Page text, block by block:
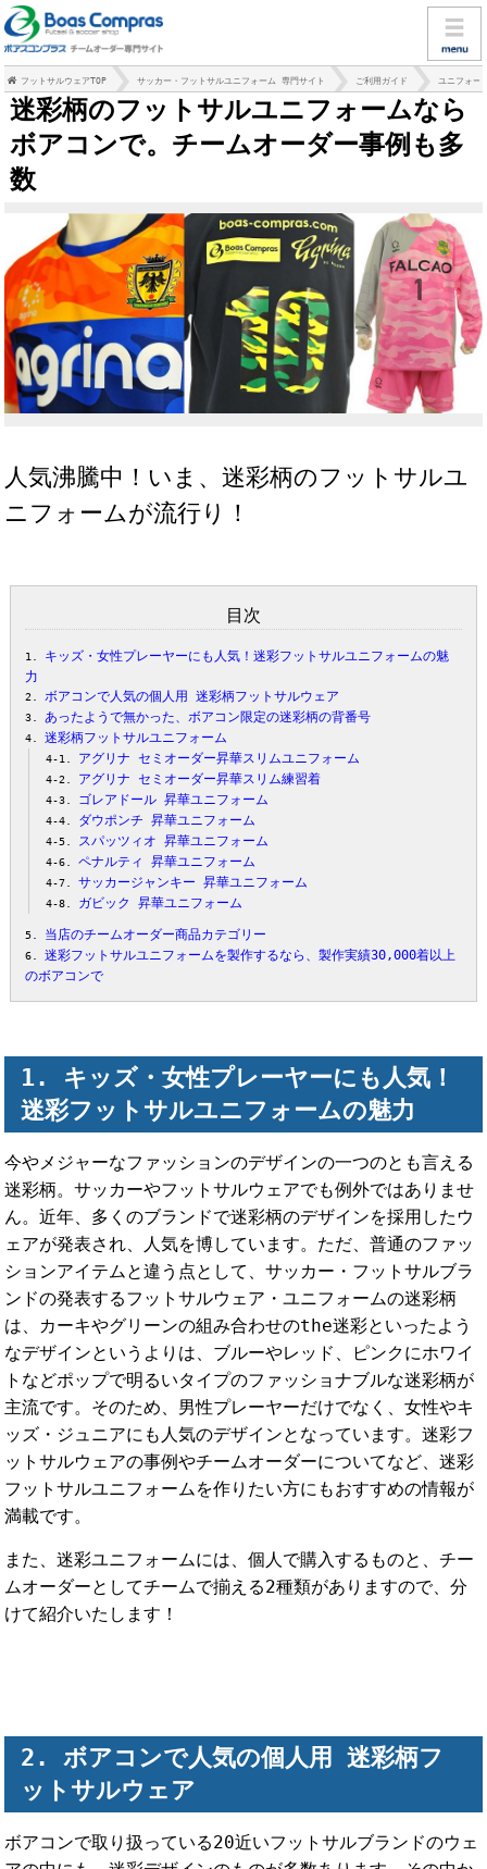
フットサルウェアTOP サッカー・フットサルユニフォーム 専門サイト ご利用ガイド ユニフォー
迷彩柄のフットサルユニフォームなら
ボアコンで。チームオーダー事例も多
数
人気沸騰中！いま、迷彩柄のフットサルユ
ニフォームが流行り！
目次
キッズ・女性プレーヤーにも人気！迷彩フットサルユニフォームの魅
力
ボアコンで人気の個人用 迷彩柄フットサルウェア
あったようで無かった、ボアコン限定の迷彩柄の背番号
迷彩柄フットサルユニフォーム
アグリナ セミオーダー昇華スリムユニフォーム
アグリナ セミオーダー昇華スリム練習着
ゴレアドール 昇華ユニフォーム
ダウポンチ 昇華ユニフォーム
スパッツィオ 昇華ユニフォーム
ペナルティ 昇華ユニフォーム
サッカージャンキー 昇華ユニフォーム
ガビック 昇華ユニフォーム
当店のチームオーダー商品カテゴリー
迷彩フットサルユニフォームを製作するなら、製作実績30,000着以上
のボアコンで
キッズ・女性プレーヤーにも人気！
迷彩フットサルユニフォームの魅力
今やメジャーなファッションのデザインの一つのとも言える
迷彩柄。サッカーやフットサルウェアでも例外ではありませ
ん。近年、多くのブランドで迷彩柄のデザインを採用したウ
ェアが発表され、人気を博しています。ただ、普通のファッ
ションアイテムと違う点として、サッカー・フットサルブラ
ンドの発表するフットサルウェア・ユニフォームの迷彩柄
は、カーキやグリーンの組み合わせのthe迷彩といったよう
なデザインというよりは、ブルーやレッド、ピンクにホワイ
トなどポップで明るいタイプのファッショナブルな迷彩柄が
主流です。そのため、男性プレーヤーだけでなく、女性やキ
ッズ・ジュニアにも人気のデザインとなっています。迷彩フ
ットサルウェアの事例やチームオーダーについてなど、迷彩
フットサルユニフォームを作りたい方にもおすすめの情報が
満載です。
また、迷彩ユニフォームには、個人で購入するものと、チー
ムオーダーとしてチームで揃える2種類がありますので、分
けて紹介いたします！
ボアコンで人気の個人用 迷彩柄フ
ットサルウェア
ボアコンで取り扱っている20近いフットサルブランドのウェ